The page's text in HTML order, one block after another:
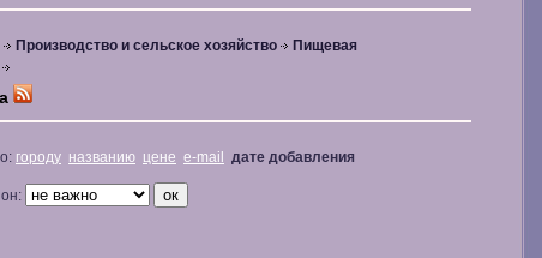
Производство и сельское хозяйство
Пищевая
городу названию цене e-mail дате добавления